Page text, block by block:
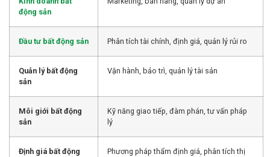
động sản
Đầu tư bất động sản Phân tích tài chính, định giá, quản lý rủi ro
Quản lý bất động
sản
Vận hành, bảo trì, quản lý tài sản
Môi giới bất động
sản
Kỹ năng giao tiếp, đàm phán, tư vấn pháp
lý
Định giá bất động
Phương pháp thẩm định giá, phân tích thị